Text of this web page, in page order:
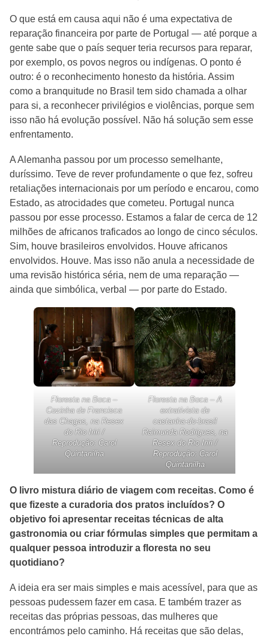
O que está em causa aqui não é uma expectativa de
reparação financeira por parte de Portugal — até porque a
gente sabe que o país sequer teria recursos para reparar,
por exemplo, os povos negros ou indígenas. O ponto é
outro: é o reconhecimento honesto da história. Assim
como a branquitude no Brasil tem sido chamada a olhar
para si, a reconhecer privilégios e violências, porque sem
isso não há evolução possível. Não há solução sem esse
enfrentamento.
A Alemanha passou por um processo semelhante,
duríssimo. Teve de rever profundamente o que fez, sofreu
retaliações internacionais por um período e encarou, como
Estado, as atrocidades que cometeu. Portugal nunca
passou por esse processo. Estamos a falar de cerca de 12
milhões de africanos traficados ao longo de cinco séculos.
Sim, houve brasileiros envolvidos. Houve africanos
envolvidos. Houve. Mas isso não anula a necessidade de
uma revisão histórica séria, nem de uma reparação —
ainda que simbólica, verbal — por parte do Estado.
Floresta na Boca –
Cozinha de Francisca
das Chagas, na Resex
do Rio Iriri /
Reprodução: Carol
Quintanilha
Floresta na Boca – A
extrativista de
castanha-do-brasil
Raimunda Rodrigues, na
Resex do Rio Iriri /
Reprodução: Carol
Quintanilha
O livro mistura diário de viagem com receitas. Como é
que fizeste a curadoria dos pratos incluídos? O
objetivo foi apresentar receitas técnicas de alta
gastronomia ou criar fórmulas simples que permitam a
qualquer pessoa introduzir a floresta no seu
quotidiano?
A ideia era ser mais simples e mais acessível, para que as
pessoas pudessem fazer em casa. E também trazer as
receitas das próprias pessoas, das mulheres que
encontrámos pelo caminho. Há receitas que são delas,